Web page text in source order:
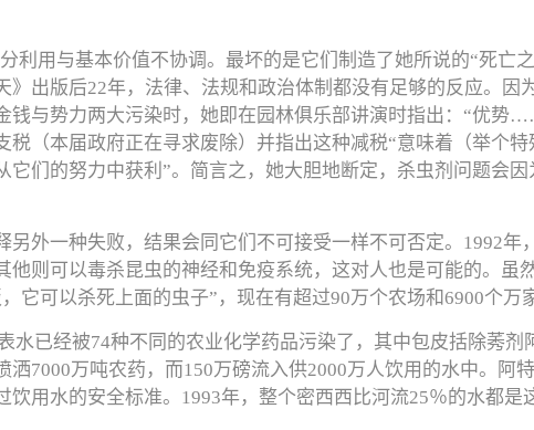
利用与基本价值不协调。最坏的是它们制造了她所说的“死亡
》出版后22年，法律、法规和政治体制都没有足够的反应。
钱与势力两大污染时，她即在园林俱乐部讲演时指出：“优势
税（本届政府正在寻求废除）并指出这种减税“意味着（举个
们的努力中获利”。简言之，她大胆地断定，杀虫剂问题会
另外一种失败，结果会同它们不可接受一样不可否定。1992
他则可以毒杀昆虫的神经和免疫系统，这对人也是可能的。虽
可以杀死上面的虫子”，现在有超过90万个农场和6900个万
水已经被74种不同的农业化学药品污染了，其中包皮括除莠
7000万吨农药，而150万磅流入供2000万人饮用的水中。阿
用水的安全标准。1993年，整个密西西比河流25％的水都是